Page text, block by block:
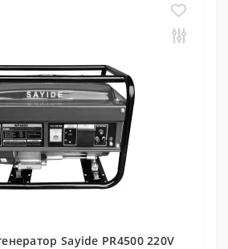
Sayide PR4500 220V